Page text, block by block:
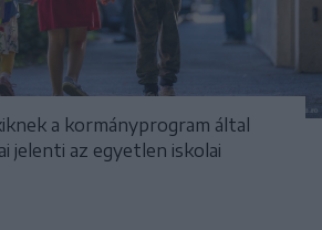
a kormányprogram által
az egyetlen iskolai